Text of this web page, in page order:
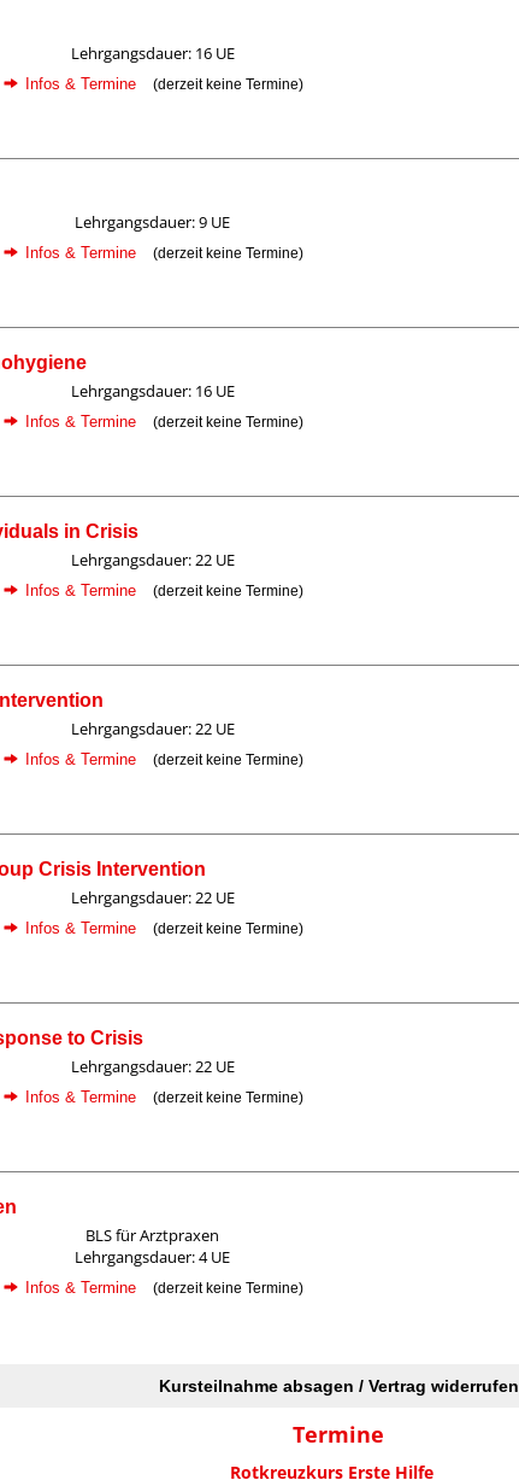
Lehrgangsdauer: 16 UE
Infos & Termine (derzeit keine Termine)
Lehrgangsdauer: 9 UE
Infos & Termine (derzeit keine Termine)
Lehrgangsdauer: 16 UE
Infos & Termine (derzeit keine Termine)
in Crisis
Lehrgangsdauer: 22 UE
Infos & Termine (derzeit keine Termine)
Lehrgangsdauer: 22 UE
Infos & Termine (derzeit keine Termine)
Crisis Intervention
Lehrgangsdauer: 22 UE
Infos & Termine (derzeit keine Termine)
to Crisis
Lehrgangsdauer: 22 UE
Infos & Termine (derzeit keine Termine)
BLS für Arztpraxen
Lehrgangsdauer: 4 UE
Infos & Termine (derzeit keine Termine)
Kursteilnahme absagen / Vertrag widerrufen
Termine
Rotkreuzkurs Erste Hilfe